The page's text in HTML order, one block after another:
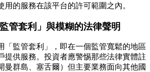
用的服務在該平台的許可範圍之內。
管套利」與模糊的法律聲明
「監管套利」，即在一個監管寬鬆的地區
提供服務。投資者應警惕那些法律實體註
曼群島、塞舌爾）但主要業務面向其他國